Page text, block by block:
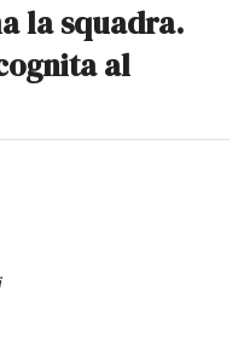
la squadra.
al